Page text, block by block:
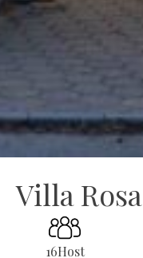
Villa Rosa
16Host